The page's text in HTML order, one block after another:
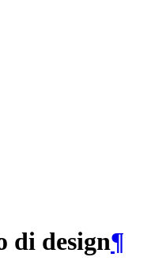
di design¶